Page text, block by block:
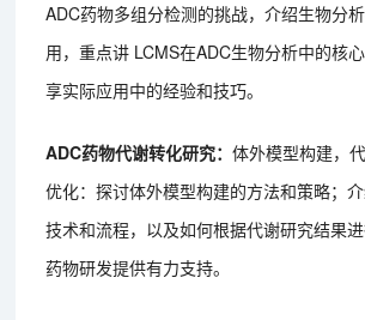
ADC药物多组分检测的挑战，介绍生物分
用，重点讲 LCMS在ADC生物分析中的核
享实际应用中的经验和技巧。
ADC药物代谢转化研究：体外模型构建，
优化：探讨体外模型构建的方法和策略；
技术和流程，以及如何根据代谢研究结果
药物研发提供有力支持。